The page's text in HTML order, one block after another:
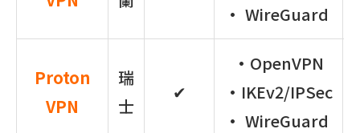
• WireGuard
Proton
VPN
瑞
士
✔
•OpenVPN
•IKEv2/IPSec
• WireGuard